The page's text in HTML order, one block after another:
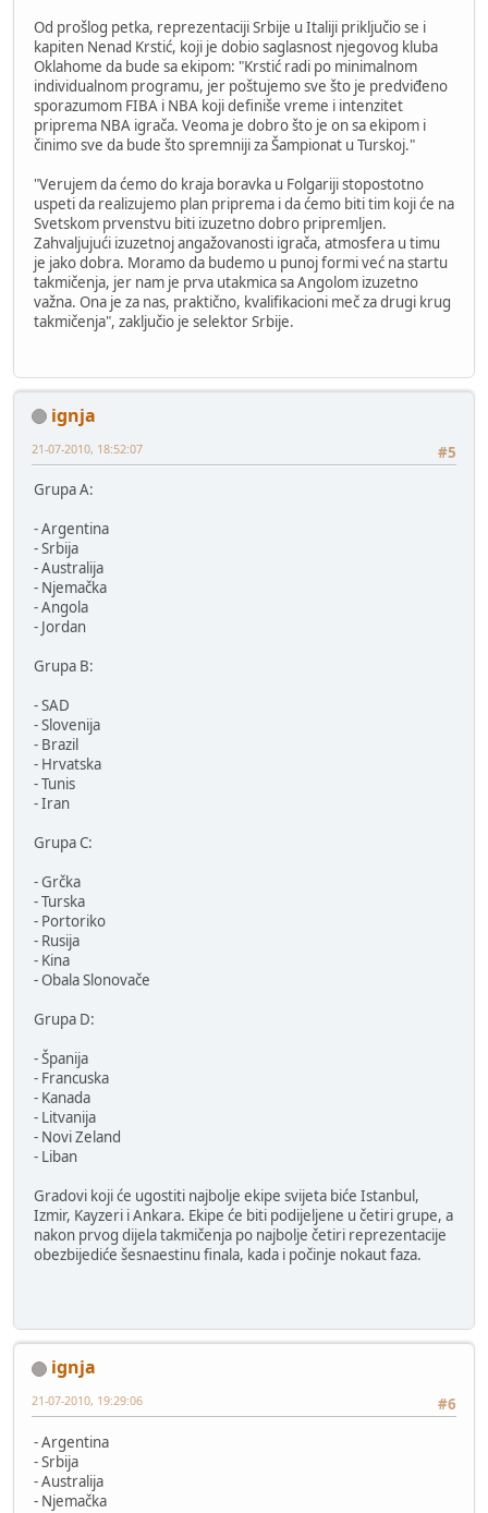
Od prošlog petka, reprezentaciji Srbije u Italiji priključio se i
kapiten Nenad Krstić, koji je dobio saglasnost njegovog kluba
Oklahome da bude sa ekipom: "Krstić radi po minimalnom
individualnom programu, jer poštujemo sve što je predviđeno
sporazumom FIBA i NBA koji definiše vreme i intenzitet
priprema NBA igrača. Veoma je dobro što je on sa ekipom i
činimo sve da bude što spremniji za Šampionat u Turskoj."
"Verujem da ćemo do kraja boravka u Folgariji stopostotno
uspeti da realizujemo plan priprema i da ćemo biti tim koji će na
Svetskom prvenstvu biti izuzetno dobro pripremljen.
Zahvaljujući izuzetnoj angažovanosti igrača, atmosfera u timu
je jako dobra. Moramo da budemo u punoj formi već na startu
takmičenja, jer nam je prva utakmica sa Angolom izuzetno
važna. Ona je za nas, praktično, kvalifikacioni meč za drugi krug
takmičenja", zaključio je selektor Srbije.
ignja
#5
21-07-2010, 18:52:07
Grupa A:
- Argentina
- Srbija
- Australija
- Njemačka
- Angola
- Jordan
Grupa B:
- SAD
- Slovenija
- Brazil
- Hrvatska
- Tunis
- Iran
Grupa C:
- Grčka
- Turska
- Portoriko
- Rusija
- Kina
- Obala Slonovače
Grupa D:
- Španija
- Francuska
- Kanada
- Litvanija
- Novi Zeland
- Liban
Gradovi koji će ugostiti najbolje ekipe svijeta biće Istanbul,
Izmir, Kayzeri i Ankara. Ekipe će biti podijeljene u četiri grupe, a
nakon prvog dijela takmičenja po najbolje četiri reprezentacije
obezbijediće šesnaestinu finala, kada i počinje nokaut faza.
ignja
#6
21-07-2010, 19:29:06
- Argentina
- Srbija
- Australija
- Njemačka